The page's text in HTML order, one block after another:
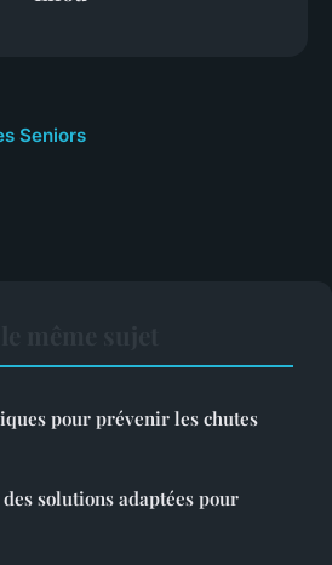
Seniors
pour prévenir les chutes
solutions adaptées pour